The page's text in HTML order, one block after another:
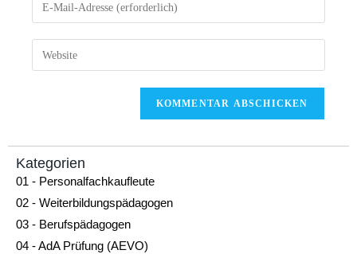
Kategorien
01 - Personalfachkaufleute
02 - Weiterbildungspädagogen
03 - Berufspädagogen
04 - AdA Prüfung (AEVO)